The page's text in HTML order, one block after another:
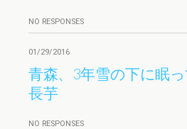
NO RESPONSES
01/29/2016
青森、3年雪の下に眠
長芋
NO RESPONSES